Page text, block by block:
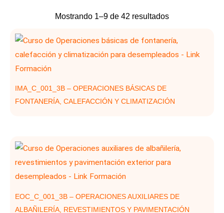
Mostrando 1–9 de 42 resultadosOrdenado
últimos
IMA_C_001_3B – OPERACIONES BÁSICAS DE
FONTANERÍA, CALEFACCIÓN Y CLIMATIZACIÓN
EOC_C_001_3B – OPERACIONES AUXILIARES DE
ALBAÑILERÍA, REVESTIMIENTOS Y PAVIMENTACIÓN